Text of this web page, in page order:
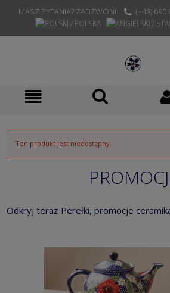
MASZ PYTANIA? ZADZWOŃ! (+48)
Ten produkt jest niedostępny.
Odkryj teraz Perełki, promocje